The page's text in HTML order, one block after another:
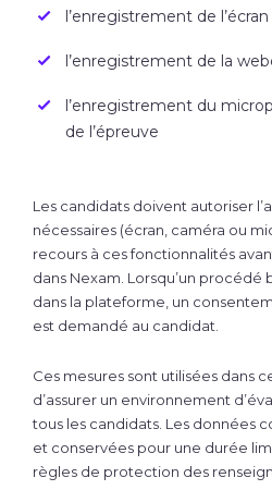
l’enregistrement de l’écran
l’enregistrement de la
l’enregistrement du
de l’épreuve
Les candidats doivent autoriser
nécessaires (écran, caméra ou
recours à ces fonctionnalités
dans Nexam. Lorsqu’un
dans la plateforme, un
est demandé au candidat.
Ces mesures sont utilisées dans
d’assurer un environnement
tous les candidats. Les données
et conservées pour une durée
règles de protection des